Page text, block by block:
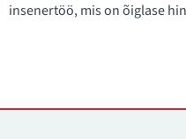
insenertöö, mis on õiglase